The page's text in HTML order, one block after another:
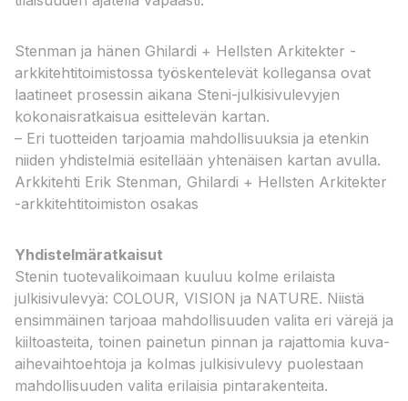
Stenman ja hänen Ghilardi + Hellsten Arkitekter -
arkkitehtitoimistossa työskentelevät kollegansa ovat
laatineet prosessin aikana Steni-julkisivulevyjen
kokonaisratkaisua esittelevän kartan.
– Eri tuotteiden tarjoamia mahdollisuuksia ja etenkin
niiden yhdistelmiä esitellään yhtenäisen kartan avulla.​
Arkkitehti Erik Stenman, Ghilardi + Hellsten Arkitekter
-arkkitehtitoimiston osakas​
Yhdistelmäratkaisut
Stenin tuotevalikoimaan kuuluu kolme erilaista
julkisivulevyä: COLOUR, VISION ja NATURE. Niistä
ensimmäinen tarjoaa mahdollisuuden valita eri värejä ja
kiiltoasteita, toinen painetun pinnan ja rajattomia kuva-
aihevaihtoehtoja ja kolmas julkisivulevy puolestaan
mahdollisuuden valita erilaisia pintarakenteita.